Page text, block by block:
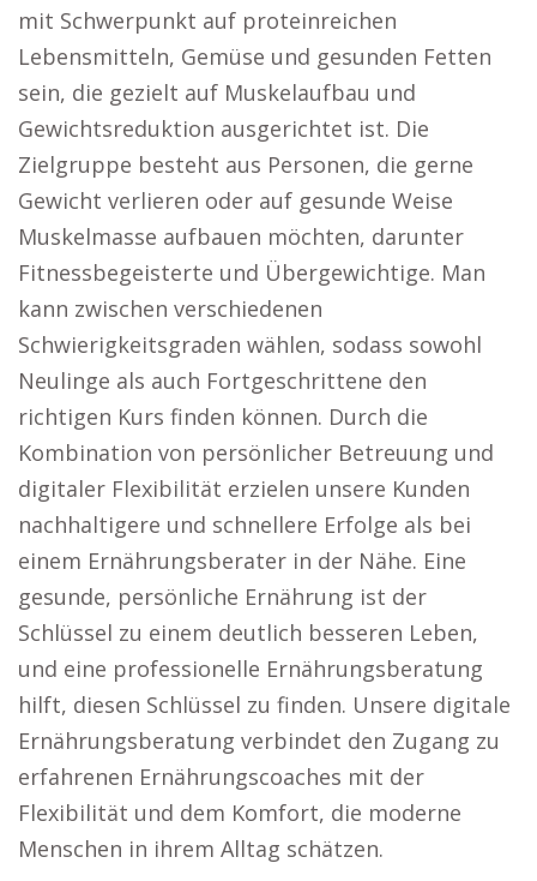
mit Schwerpunkt auf proteinreichen
Lebensmitteln, Gemüse und gesunden Fetten
sein, die gezielt auf Muskelaufbau und
Gewichtsreduktion ausgerichtet ist. Die
Zielgruppe besteht aus Personen, die gerne
Gewicht verlieren oder auf gesunde Weise
Muskelmasse aufbauen möchten, darunter
Fitnessbegeisterte und Übergewichtige. Man
kann zwischen verschiedenen
Schwierigkeitsgraden wählen, sodass sowohl
Neulinge als auch Fortgeschrittene den
richtigen Kurs finden können. Durch die
Kombination von persönlicher Betreuung und
digitaler Flexibilität erzielen unsere Kunden
nachhaltigere und schnellere Erfolge als bei
einem Ernährungsberater in der Nähe. Eine
gesunde, persönliche Ernährung ist der
Schlüssel zu einem deutlich besseren Leben,
und eine professionelle Ernährungsberatung
hilft, diesen Schlüssel zu finden. Unsere digitale
Ernährungsberatung verbindet den Zugang zu
erfahrenen Ernährungscoaches mit der
Flexibilität und dem Komfort, die moderne
Menschen in ihrem Alltag schätzen.